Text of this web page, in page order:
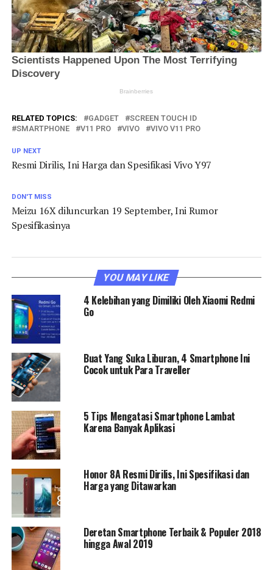
RELATED TOPICS: GADGET
SCREEN TOUCH ID
SMARTPHONE
V11 PRO VIVO VIVO V11 PRO
UP NEXT
Resmi Dirilis, Ini Harga dan Spesifikasi Vivo Y97
DON'T MISS
Meizu 16X diluncurkan 19 September, Ini Rumor
Spesifikasinya
YOU MAY LIKE
4 Kelebihan yang Dimiliki Oleh Xiaomi Redmi
Go
Buat Yang Suka Liburan, 4 Smartphone Ini
Cocok untuk Para Traveller
5 Tips Mengatasi Smartphone Lambat
Karena Banyak Aplikasi
Honor 8A Resmi Dirilis, Ini Spesifikasi dan
Harga yang Ditawarkan
Deretan Smartphone Terbaik & Populer 2018
hingga Awal 2019